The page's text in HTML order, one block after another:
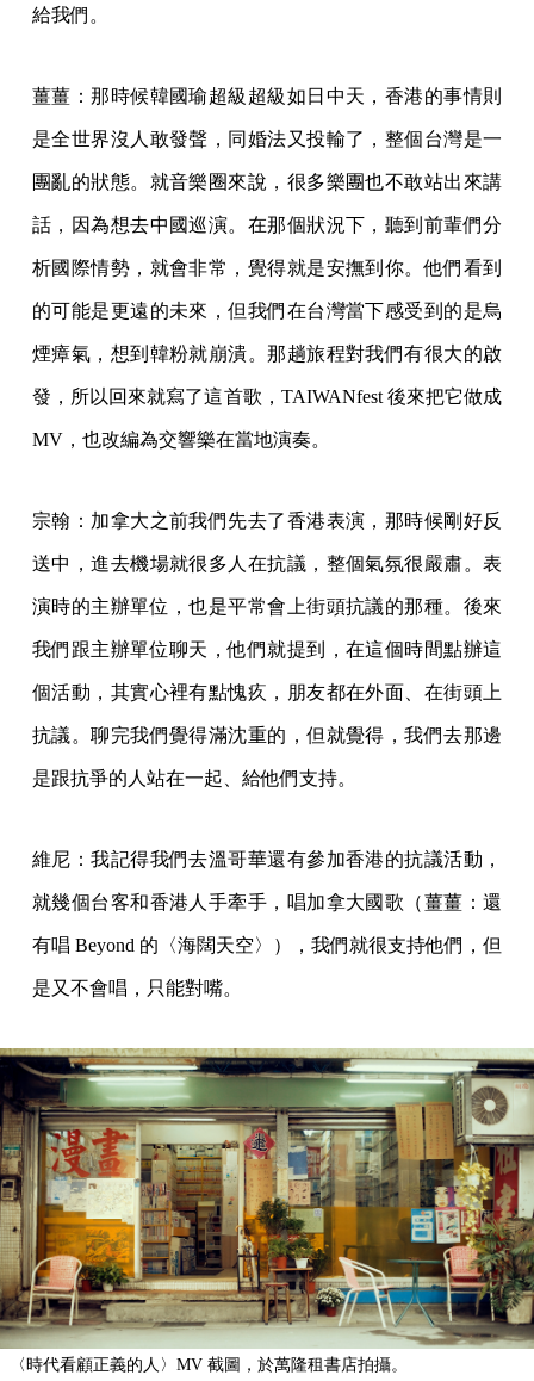
給我們。
薑薑：那時候韓國瑜超級超級如日中天，香港的事情則
是全世界沒人敢發聲，同婚法又投輸了，整個台灣是一
團亂的狀態。就音樂圈來說，很多樂團也不敢站出來講
話，因為想去中國巡演。在那個狀況下，聽到前輩們分
析國際情勢，就會非常，覺得就是安撫到你。他們看到
的可能是更遠的未來，但我們在台灣當下感受到的是烏
煙瘴氣，想到韓粉就崩潰。那趟旅程對我們有很大的啟
發，所以回來就寫了這首歌，TAIWANfest 後來把它做成
MV，也改編為交響樂在當地演奏。
宗翰：加拿大之前我們先去了香港表演，那時候剛好反
送中，進去機場就很多人在抗議，整個氣氛很嚴肅。表
演時的主辦單位，也是平常會上街頭抗議的那種。後來
我們跟主辦單位聊天，他們就提到，在這個時間點辦這
個活動，其實心裡有點愧疚，朋友都在外面、在街頭上
抗議。聊完我們覺得滿沈重的，但就覺得，我們去那邊
是跟抗爭的人站在一起、給他們支持。
維尼：我記得我們去溫哥華還有參加香港的抗議活動，
就幾個台客和香港人手牽手，唱加拿大國歌（薑薑：還
有唱 Beyond 的〈海闊天空〉），我們就很支持他們，但
是又不會唱，只能對嘴。
〈時代看顧正義的人〉MV 截圖，於萬隆租書店拍攝。